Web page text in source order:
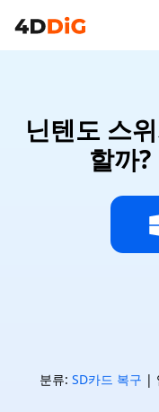
닌텐도 스
할까
분류: SD카드 복구 |